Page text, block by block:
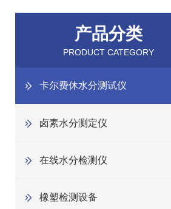
产品分类
PRODUCT CATEGORY
卡尔费休水分测试仪
卤素水分测定仪
在线水分检测仪
橡塑检测设备